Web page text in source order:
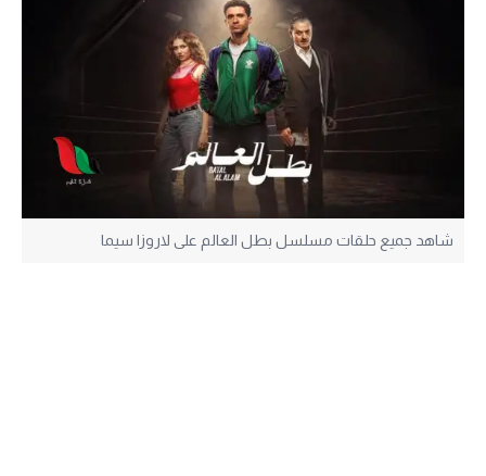
شاهد جميع حلقات مسلسل بطل العالم على لاروزا سيما